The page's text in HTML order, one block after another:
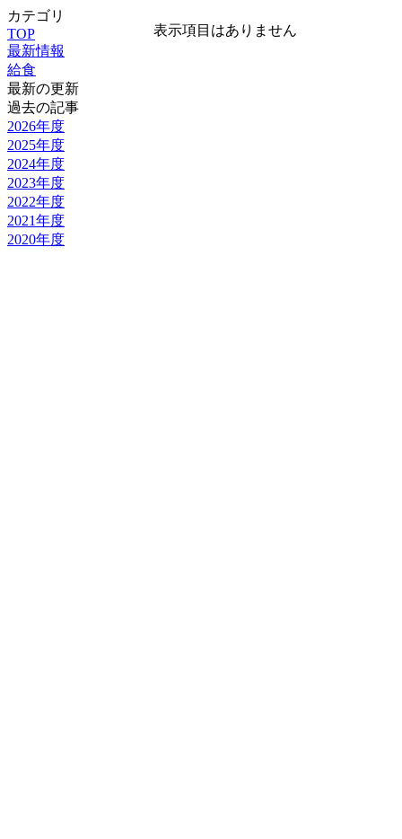
カテゴリ
TOP
最新情報
給食
最新の更新
過去の記事
2026年度
2025年度
2024年度
2023年度
2022年度
2021年度
2020年度
表示項目はありません